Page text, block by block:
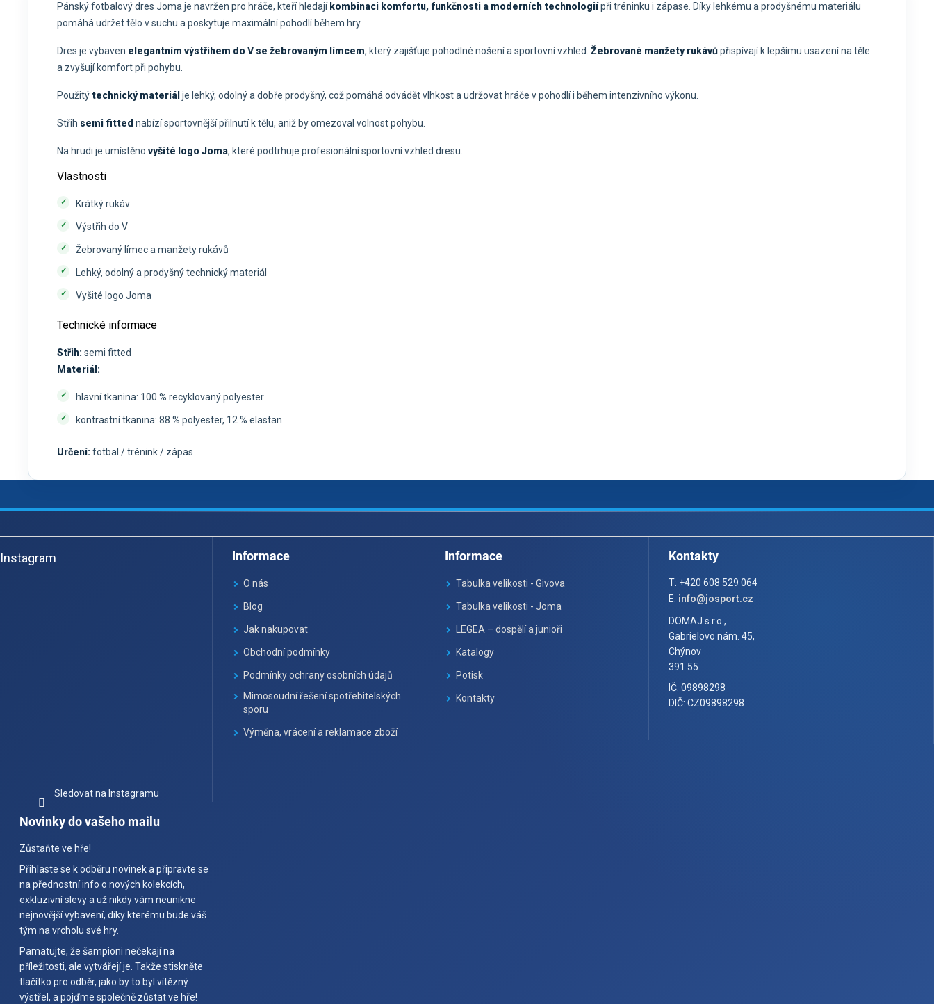
Pánský fotbalový dres Joma je navržen pro hráče, kteří hledají kombinaci komfortu, funkčnosti a moderních technologiípři tréninku i zápase. Díky lehkému a prodyšnému materiálu
pomáhá udržet tělo v suchu a poskytuje maximální pohodlí během hry.
Dres je vybaven elegantním výstřihem do V se žebrovaným límcem, který zajišťuje pohodlné nošení a sportovní vzhled. Žebrované manžety rukávůpřispívají k lepšímu usazení na těle
a zvyšují komfort při pohybu.
Použitý technický materiál je lehký, odolný a dobře prodyšný, což pomáhá odvádět vlhkost a udržovat hráče v pohodlí i během intenzivního výkonu.
Střih semi fitted nabízí sportovnější přilnutí k tělu, aniž by omezoval volnost pohybu.
Na hrudi je umístěno vyšité logo Joma, které podtrhuje profesionální sportovní vzhled dresu.
Vlastnosti
Krátký rukáv
Výstřih do V
Žebrovaný límec a manžety rukávů
Lehký, odolný a prodyšný technický materiál
Vyšité logo Joma
Technické informace
Střih: semi fitted
Materiál:
hlavní tkanina: 100 % recyklovaný polyester
kontrastní tkanina: 88 % polyester, 12 % elastan
Určení: fotbal / trénink / zápas
á
pInstagram
Sledovat na Instagramu
Informace
O nás
Blog
Jak nakupovat
Obchodní podmínky
Podmínky ochrany osobních údajů
Mimosoudní řešení spotřebitelských
sporu
Výměna, vrácení a reklamace zboží
Informace
Tabulka velikosti - Givova
Tabulka velikosti - Joma
LEGEA – dospělí a junioři
Katalogy
Potisk
Kontakty
Kontakty
T: +420 608 529 064
E: info@josport.cz
DOMAJ s.r.o.,
Gabrielovo nám. 45,
Chýnov
391 55
IČ: 09898298
DIČ: CZ09898298
Novinky do vašeho mailu
Zůstaňte ve hře!
Přihlaste se k odběru novinek a připravte se
na přednostní info o nových kolekcích,
exkluzivní slevy a už nikdy vám neunikne
nejnovější vybavení, díky kterému bude váš
tým na vrcholu své hry.
Pamatujte, že šampioni nečekají na
příležitosti, ale vytvářejí je. Takže stiskněte
tlačítko pro odběr, jako by to byl vítězný
výstřel, a pojďme společně zůstat ve hře!